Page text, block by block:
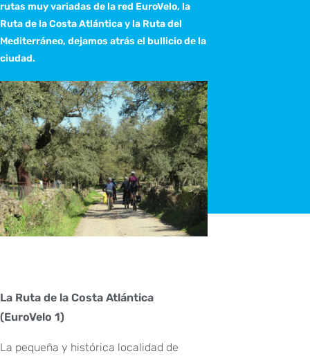
rutas muy variadas de la red EuroVelo, la
Ruta de la Costa Atlántica y la Ruta del
Mediterráneo, dejamos atrás el bullicio de la
ciudad.
La Ruta de la Costa Atlántica
(EuroVelo 1)
La pequeña y histórica localidad de